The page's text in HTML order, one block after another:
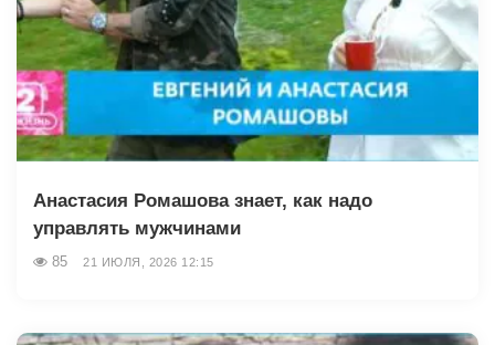
Анастасия Ромашова знает, как надо
управлять мужчинами
85 21 ИЮЛЯ, 2026 12:15